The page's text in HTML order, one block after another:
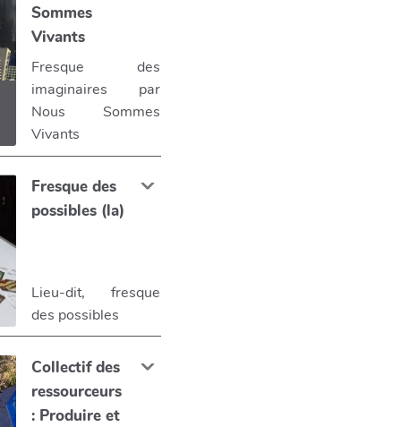
Sommes
Vivants
Fresque des
imaginaires par
Nous Sommes
Vivants
Fresque des
possibles (la)
Lieu-dit, fresque
des possibles
Collectif des
ressourceurs
: Produire et